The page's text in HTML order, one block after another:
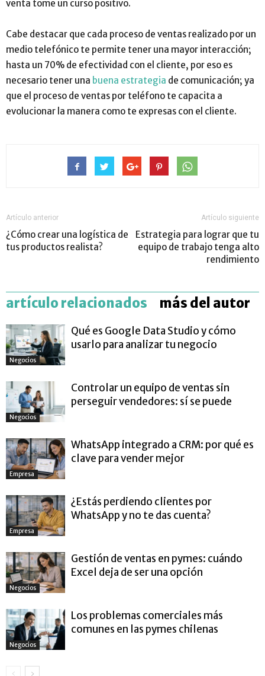
venta tome un curso positivo.
Cabe destacar que cada proceso de ventas realizado por un
medio telefónico te permite tener una mayor interacción;
hasta un 70% de efectividad con el cliente, por eso es
necesario tener una buena estrategia de comunicación; ya
que el proceso de ventas por teléfono te capacita a
evolucionar la manera como te expresas con el cliente.
Artículo anterior
¿Cómo crear una logística de
tus productos realista?
Artículo siguiente
Estrategia para lograr que tu
equipo de trabajo tenga alto
rendimiento
artículo relacionados más del autor
Negocios
Qué es Google Data Studio y cómo
usarlo para analizar tu negocio
Negocios
Controlar un equipo de ventas sin
perseguir vendedores: sí se puede
Empresa
WhatsApp integrado a CRM: por qué es
clave para vender mejor
Empresa
¿Estás perdiendo clientes por
WhatsApp y no te das cuenta?
Negocios
Gestión de ventas en pymes: cuándo
Excel deja de ser una opción
Negocios
Los problemas comerciales más
comunes en las pymes chilenas